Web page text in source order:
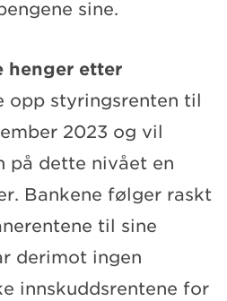
sine.
henger etter
opp styringsrenten til
2023 og vil
på dette nivået en
Bankene følger raskt
til sine
derimot ingen
innskuddsrentene for